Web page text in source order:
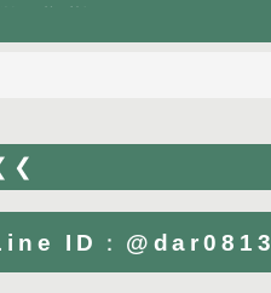
Line ID：@dar0813